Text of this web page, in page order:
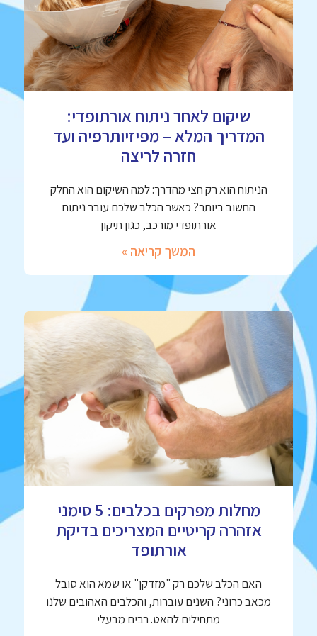
שיקום לאחר ניתוח אורתופדי:
המדריך המלא – מפיזיותרפיה ועד
חזרה לריצה
הניתוח הוא רק חצי מהדרך: למה השיקום הוא החלק
החשוב ביותר? כאשר הכלב שלכם עובר ניתוח
אורתופדי מורכב, כגון תיקון
המשך קריאה »
מחלות מפרקים בכלבים: 5 סימני
אזהרה קריטיים המצריכים בדיקת
אורתופד
האם הכלב שלכם רק "מזדקן" או שמא הוא סובל
מכאב כרוני? השנים עוברות, והכלבים האהובים שלנו
מתחילים להאט. רבים מבעלי